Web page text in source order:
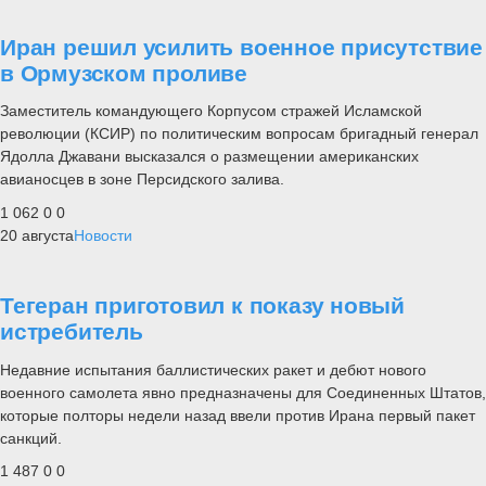
Иран решил усилить военное присутствие
в Ормузском проливе
Заместитель командующего Корпусом стражей Исламской
революции (КСИР) по политическим вопросам бригадный генерал
Ядолла Джавани высказался о размещении американских
авианосцев в зоне Персидского залива.
1 062 0 0
20 августаНовости
Тегеран приготовил к показу новый
истребитель
Недавние испытания баллистических ракет и дебют нового
военного самолета явно предназначены для Соединенных Штатов,
которые полторы недели назад ввели против Ирана первый пакет
санкций.
1 487 0 0